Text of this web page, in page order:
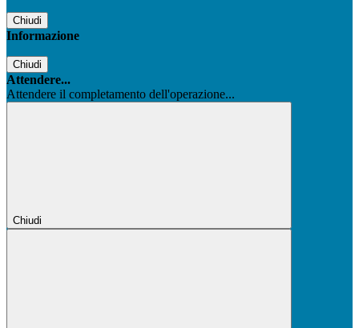
Chiudi
Informazione
Chiudi
Attendere...
Attendere il completamento dell'operazione...
Chiudi